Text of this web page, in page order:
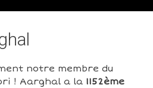
notre membre du
! Aarghal a la 1152ème